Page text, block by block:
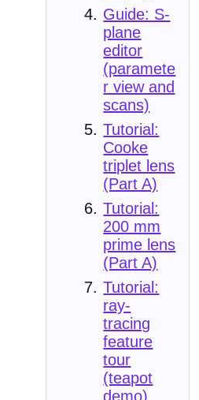
Guide: S-
plane
editor
(paramete
r view and
scans)
Tutorial:
Cooke
triplet lens
(Part A)
Tutorial:
200 mm
prime lens
(Part A)
Tutorial:
ray-
tracing
feature
tour
(teapot
demo)